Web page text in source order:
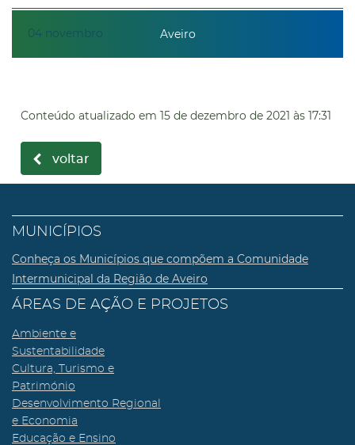
04 novembro Aveiro
Conteúdo atualizado em 15 de dezembro de 2021 às 17:31
voltar
MUNICÍPIOS
Conheça os Municípios que compõem a Comunidade
Intermunicipal da Região de Aveiro
ÁREAS DE AÇÃO E PROJETOS
Ambiente e
Sustentabilidade
Cultura, Turismo e
Património
Desenvolvimento Regional
e Economia
Educação e Ensino